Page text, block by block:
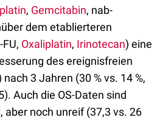
, Gemcitabin, nab-
dem etablierteren
Oxaliplatin, Irinotecan) eine
des ereignisfreien
3 Jahren (30 % vs. 14 %,
Auch die OS-Daten sind
aber noch unreif (37,3 vs. 26